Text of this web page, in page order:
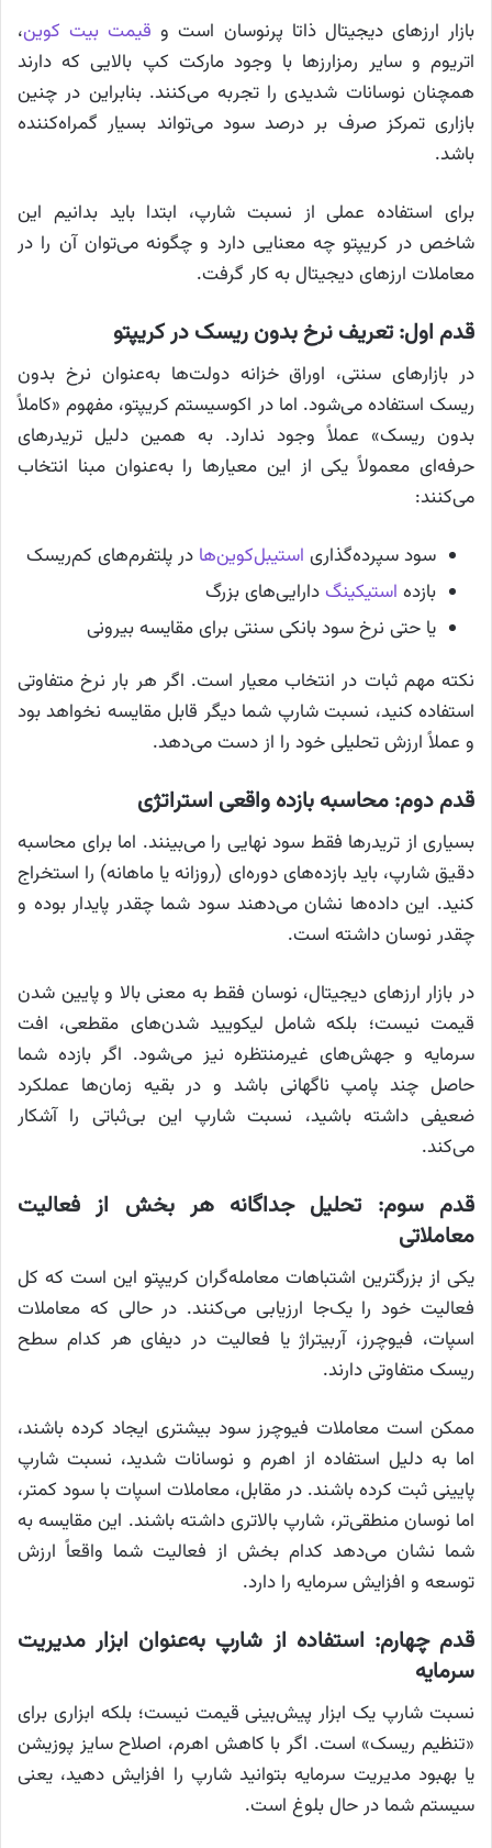
بازار ارزهای دیجیتال ذاتا پرنوسان است و قیمت بیت کوین،
اتریوم و سایر رمزارزها با وجود مارکت کپ بالایی که دارند
همچنان نوسانات شدیدی را تجربه می‌کنند. بنابراین در چنین
بازاری تمرکز صرف بر درصد سود می‌تواند بسیار گمراه‌کننده
باشد.
برای استفاده عملی از نسبت شارپ، ابتدا باید بدانیم این
شاخص در کریپتو چه معنایی دارد و چگونه می‌توان آن را در
معاملات ارزهای دیجیتال به کار گرفت.
قدم اول: تعریف نرخ بدون ریسک در کریپتو
در بازارهای سنتی، اوراق خزانه دولت‌ها به‌عنوان نرخ بدون
ریسک استفاده می‌شود. اما در اکوسیستم کریپتو، مفهوم «کاملاً
بدون ریسک» عملاً وجود ندارد. به همین دلیل تریدرهای
حرفه‌ای معمولاً یکی از این معیارها را به‌عنوان مبنا انتخاب
می‌کنند:
سود سپرده‌گذاری استیبل‌کوین‌ها در پلتفرم‌های کم‌ریسک
بازده استیکینگدارایی‌های بزرگ
یا حتی نرخ سود بانکی سنتی برای مقایسه بیرونی
نکته مهم ثبات در انتخاب معیار است. اگر هر بار نرخ متفاوتی
استفاده کنید، نسبت شارپ شما دیگر قابل مقایسه نخواهد بود
و عملاً ارزش تحلیلی خود را از دست می‌دهد.
قدم دوم: محاسبه بازده واقعی استراتژی
بسیاری از تریدرها فقط سود نهایی را می‌بینند. اما برای محاسبه
دقیق شارپ، باید بازده‌های دوره‌ای (روزانه یا ماهانه) را استخراج
کنید. این داده‌ها نشان می‌دهند سود شما چقدر پایدار بوده و
چقدر نوسان داشته است.
در بازار ارزهای دیجیتال، نوسان فقط به معنی بالا و پایین شدن
قیمت نیست؛ بلکه شامل لیکویید شدن‌های مقطعی، افت
سرمایه و جهش‌های غیرمنتظره نیز می‌شود. اگر بازده شما
حاصل چند پامپ ناگهانی باشد و در بقیه زمان‌ها عملکرد
ضعیفی داشته باشید، نسبت شارپ این بی‌ثباتی را آشکار
می‌کند.
قدم سوم: تحلیل جداگانه هر بخش از فعالیت
معاملاتی
یکی از بزرگترین اشتباهات معامله‌گران کریپتو این است که کل
فعالیت خود را یک‌جا ارزیابی می‌کنند. در حالی که معاملات
اسپات، فیوچرز، آربیتراژ یا فعالیت در دیفای هر کدام سطح
ریسک متفاوتی دارند.
ممکن است معاملات فیوچرز سود بیشتری ایجاد کرده باشند،
اما به دلیل استفاده از اهرم و نوسانات شدید، نسبت شارپ
پایینی ثبت کرده باشند. در مقابل، معاملات اسپات با سود کمتر،
اما نوسان منطقی‌تر، شارپ بالاتری داشته باشند. این مقایسه به
شما نشان می‌دهد کدام بخش از فعالیت شما واقعاً ارزش
توسعه و افزایش سرمایه را دارد.
قدم چهارم: استفاده از شارپ به‌عنوان ابزار مدیریت
سرمایه
نسبت شارپ یک ابزار پیش‌بینی قیمت نیست؛ بلکه ابزاری برای
«تنظیم ریسک» است. اگر با کاهش اهرم، اصلاح سایز پوزیشن
یا بهبود مدیریت سرمایه بتوانید شارپ را افزایش دهید، یعنی
سیستم شما در حال بلوغ است.